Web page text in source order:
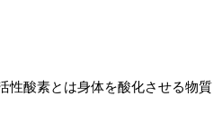
性酸素とは身体を酸化させる物質